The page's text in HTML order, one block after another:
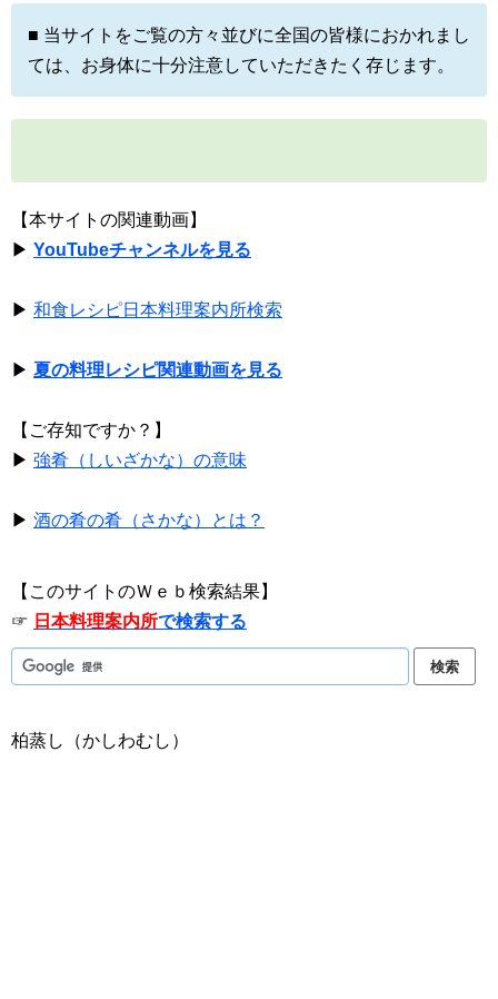
■ 当サイトをご覧の方々並びに全国の皆様におかれまし
ては、お身体に十分注意していただきたく存じます。
【本サイトの関連動画】
▶ YouTubeチャンネルを見る
▶ 和食レシピ日本料理案内所検索
▶ 夏の料理レシピ関連動画を見る
【ご存知ですか？】
▶ 強肴（しいざかな）の意味
▶ 酒の肴の肴（さかな）とは？
【このサイトのＷｅｂ検索結果】
☞ 日本料理案内所で検索する
柏蒸し（かしわむし）